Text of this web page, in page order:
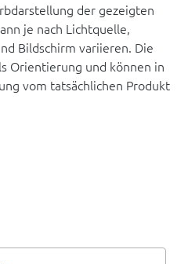
der gezeigten
je nach Lichtquelle,
Bildschirm variieren. Die
Orientierung und können in
vom tatsächlichen Produkt